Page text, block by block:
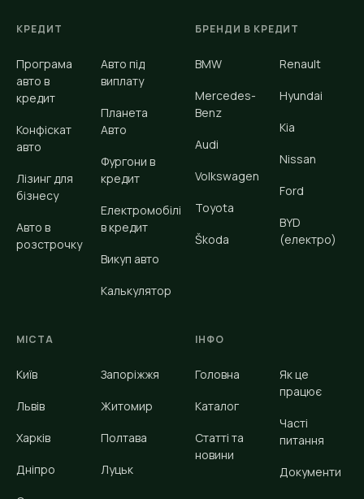
КРЕДИТ
Програма
авто в
кредит
Конфіскат
авто
Лізинг для
бізнесу
Авто в
розстрочку
Авто під
виплату
Планета
Авто
Фургони в
кредит
Електромобілі
в кредит
Викуп авто
Калькулятор
БРЕНДИ В КРЕДИТ
BMW
Mercedes-
Benz
Audi
Volkswagen
Toyota
Škoda
Renault
Hyundai
Kia
Nissan
Ford
BYD
(електро)
МІСТА
Київ
Львів
Харків
Дніпро
Запоріжжя
Житомир
Полтава
Луцьк
ІНФО
Головна
Каталог
Статті та
новини
Як це
працює
Часті
питання
Документи